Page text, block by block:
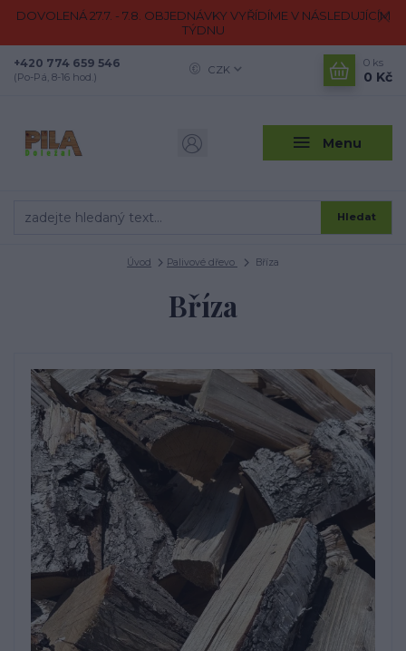
DOVOLENÁ 27.7. - 7.8. OBJEDNÁVKY VYŘÍDÍME V NÁSLEDUJÍCÍM
TÝDNU
Menu
CZK
Hledat
+420 774 659 546
(Po-Pá, 8-16 hod.)
0 ks
0 Kč
Úvod Palivové dřevo Bříza
Bříza